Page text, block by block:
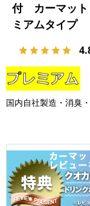
付 カーマッ
ミアムタイプ
国内自社製造・消臭